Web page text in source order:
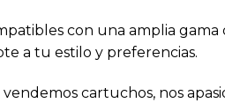
con una amplia
a tu estilo y preferencias.
cartuchos, nos